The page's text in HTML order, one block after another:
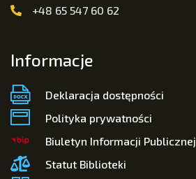
+48 65 547 60 62
Informacje
Deklaracja dostępności
Polityka prywatności
Biuletyn Informacji Publicznej
Statut Biblioteki